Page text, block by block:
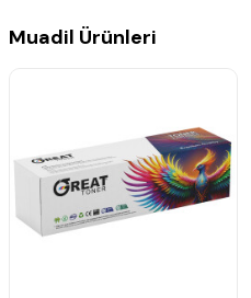
Muadil Ürünleri